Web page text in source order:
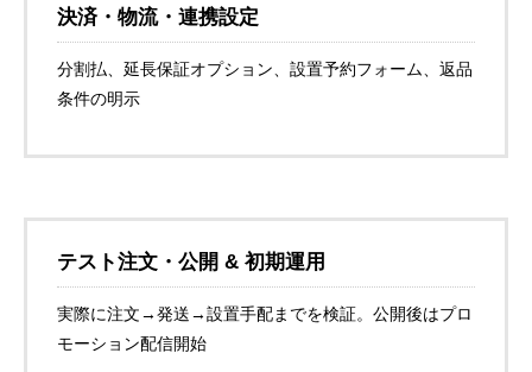
決済・物流・連携設定
分割払、延長保証オプション、設置予約フォーム、返品
条件の明示
テスト注文・公開 & 初期運用
実際に注文→発送→設置手配までを検証。公開後はプロ
モーション配信開始